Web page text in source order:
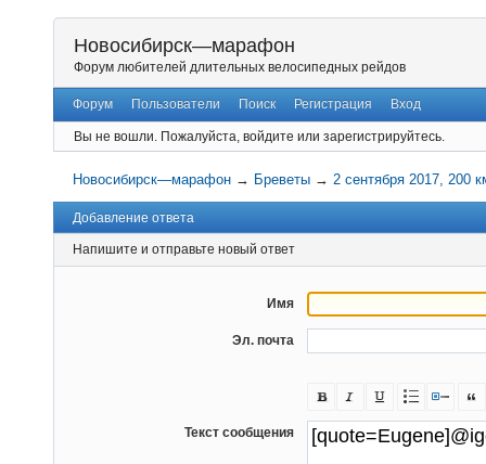
Новосибирск—марафон
Форум любителей длительных велосипедных рейдов
Форум Пользователи Поиск Регистрация Вход
Вы не вошли. Пожалуйста, войдите или зарегистрируйтесь.
Новосибирск—марафон → Бреветы →2 сентября 2017, 200
Добавление ответа
Напишите и отправьте новый ответ
Имя
Эл. почта
Текст сообщения